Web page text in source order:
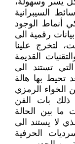
السيبرانية
أنماط الوجود
رقمية الى
لتخرج علينا
القديمة
التي تستند الى
تحيط بها هالة
الرمزي
ذلك بات الفن
ما بين الحالة
لا يستند الى
الحرفية